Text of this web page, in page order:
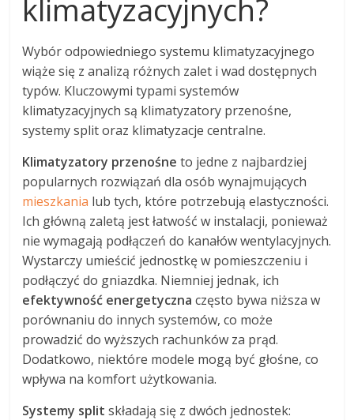
klimatyzacyjnych?
Wybór odpowiedniego systemu klimatyzacyjnego
wiąże się z analizą różnych zalet i wad dostępnych
typów. Kluczowymi typami systemów
klimatyzacyjnych są klimatyzatory przenośne,
systemy split oraz klimatyzacje centralne.
Klimatyzatory przenośne to jedne z najbardziej
popularnych rozwiązań dla osób wynajmujących
mieszkania lub tych, które potrzebują elastyczności.
Ich główną zaletą jest łatwość w instalacji, ponieważ
nie wymagają podłączeń do kanałów wentylacyjnych.
Wystarczy umieścić jednostkę w pomieszczeniu i
podłączyć do gniazdka. Niemniej jednak, ich
efektywność energetyczna często bywa niższa w
porównaniu do innych systemów, co może
prowadzić do wyższych rachunków za prąd.
Dodatkowo, niektóre modele mogą być głośne, co
wpływa na komfort użytkowania.
Systemy split składają się z dwóch jednostek: